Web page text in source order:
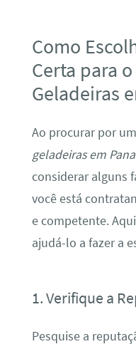
Como
Certa para
Geladeiras
Ao procurar por
geladeiras em
considerar alguns
você está
e competente.
ajudá-lo a fazer a
1. Verifique a
Pesquise a